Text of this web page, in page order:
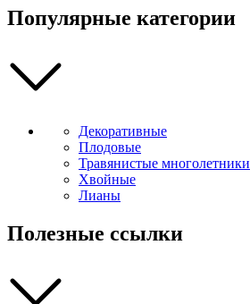
Популярные категории
Декоративные
Плодовые
Травянистые многолетники
Хвойные
Лианы
Полезные ссылки